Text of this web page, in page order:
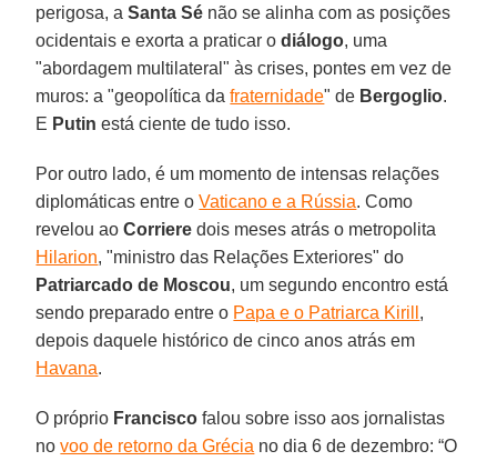
perigosa, aSanta Sé não se alinha com as posições
ocidentais e exorta a praticar odiálogo, uma
"abordagem multilateral" às crises, pontes em vez de
muros: a "geopolítica dafraternidade" de Bergoglio.
E Putin está ciente de tudo isso.
Por outro lado, é um momento de intensas relações
diplomáticas entre oVaticano e a Rússia. Como
revelou aoCorriere dois meses atrás o metropolita
Hilarion, "ministro das Relações Exteriores" do
Patriarcado de Moscou, um segundo encontro está
sendo preparado entre o Papa e o Patriarca Kirill ,
depois daquele histórico de cinco anos atrás em
Havana.
O próprio Francisco falou sobre isso aos jornalistas
novoo de retorno da Grécia no dia 6 de dezembro: “O